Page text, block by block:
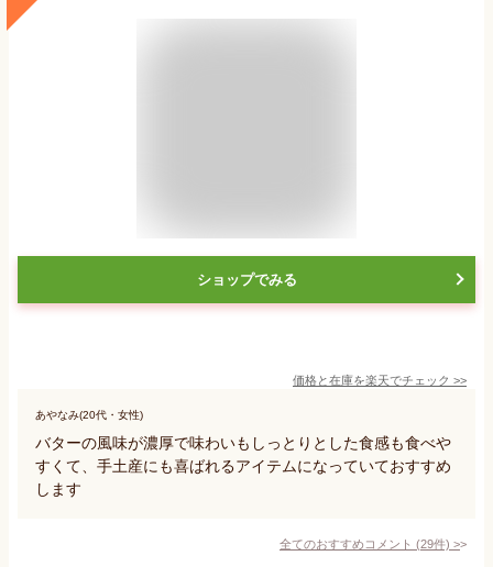
ショップでみる
価格と在庫を楽天でチェック >>
あやなみ(20代・女性)
バターの風味が濃厚で味わいもしっとりとした食感も食べや
すくて、手土産にも喜ばれるアイテムになっていておすすめ
します
全てのおすすめコメント (29件) >